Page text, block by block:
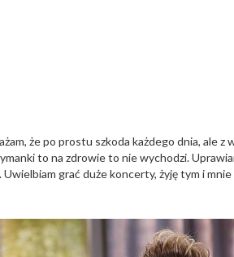
że po prostu szkoda każdego dnia, ale
to na zdrowie to nie wychodzi.
grać duże koncerty, żyję tym i